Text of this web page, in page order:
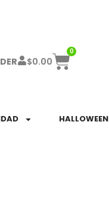
$0.00
0
HALLOWEEN